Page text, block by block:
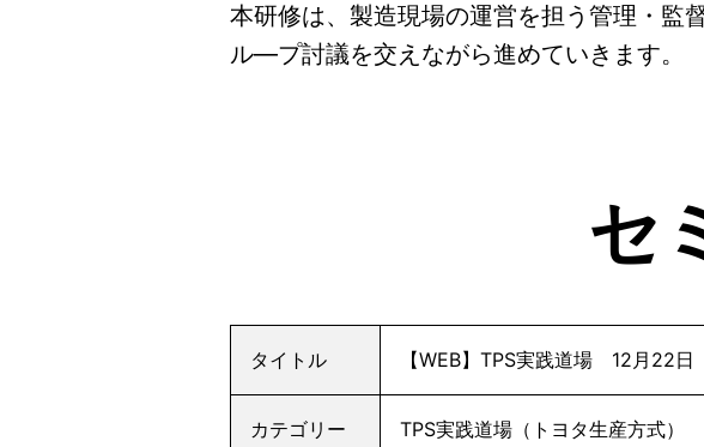
本研修は、製造現場の運営を担う管理・監
ル―プ討議を交えながら進めていきます。
セ
タイトル 【WEB】TPS実践道場 12月22日
カテゴリー TPS実践道場（トヨタ生産方式）